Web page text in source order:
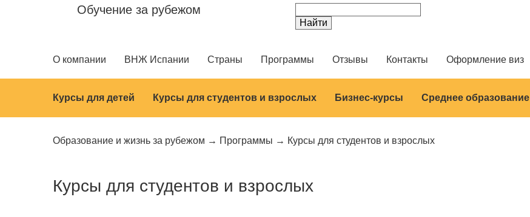
Обучение за рубежом
О компании ВНЖ Испании Страны Программы Отзывы Контакты Оформление виз
Курсы для детей Курсы для студентов и взрослых Бизнес-курсы Среднее образование
Образование и жизнь за рубежом Программы Курсы для студентов и взрослых
Курсы для студентов и взрослых